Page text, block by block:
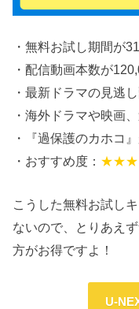
・無料お試し期間が
・配信動画本数が
・最新ドラマの見逃
・海外ドラマや映画
・『過保護のカホコ
・おすすめ度：
こうした無料お試し
ないので、とりあえ
方がお得ですよ！
U-